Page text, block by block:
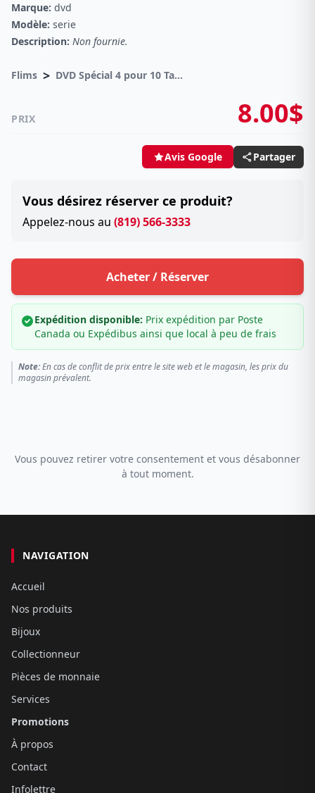
Marque: dvd
Modèle: serie
Description: Non fournie.
Flims > DVD Spécial 4 pour 10 Taxes incluses sur -4.00$
PRIX 8.00$
Avis Google Partager
Vous désirez réserver ce produit?
Appelez-nous au (819) 566-3333
Acheter / Réserver
Expédition disponible: Prix expédition par Poste
Canada ou Expédibus ainsi que local à peu de frais
Note:En cas de conflit de prix entre le site web et le magasin, les prix du
magasin prévalent.
Vous pouvez retirer votre consentement et vous désabonner
à tout moment.
NAVIGATION
Accueil
Nos produits
Bijoux
Collectionneur
Pièces de monnaie
Services
Promotions
À propos
Contact
Infolettre